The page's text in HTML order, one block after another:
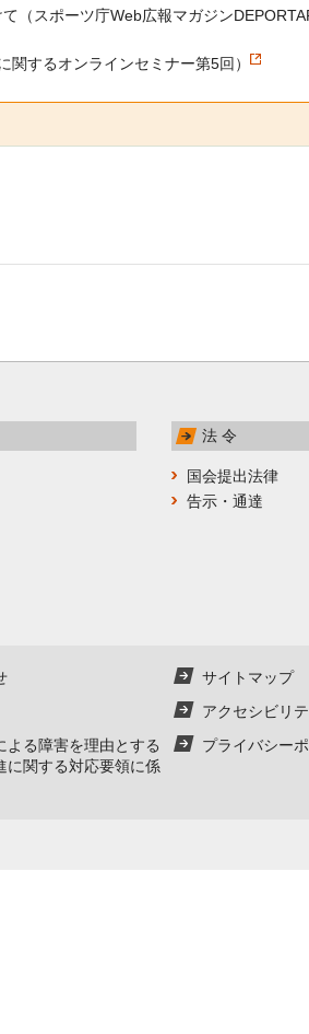
スポーツ庁Web広報マガジン
するオンラインセミナー第5回）
法 令
国会提出法律
告示・通達
サイトマップ
アクセシビリ
よる障害を理由とする
に関する対応要領に係
プライバシー